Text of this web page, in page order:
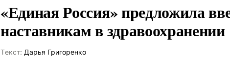
«Единая Россия» предложила
наставникам в здравоохранении
Tекст: Дарья Григоренко